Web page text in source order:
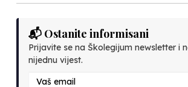
📬 Ostanite informisani
Prijavite se na Školegijum newsletter i
nijednu vijest.